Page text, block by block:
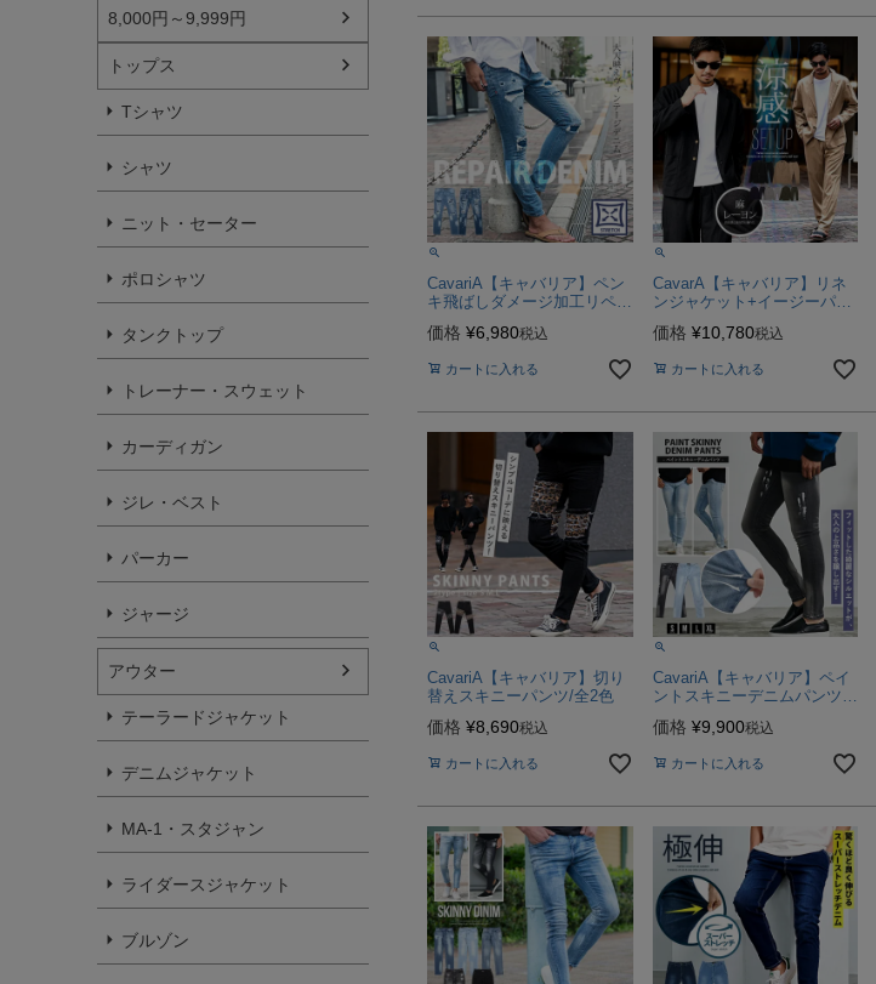
8,000円～9,999円
トップス
Tシャツ
シャツ
ニット・セーター
ポロシャツ
タンクトップ
トレーナー・スウェット
カーディガン
ジレ・ベスト
パーカー
ジャージ
アウター
テーラードジャケット
デニムジャケット
MA-1・スタジャン
ライダースジャケット
ブルゾン
CavariA【キャバリア】ペン
キ飛ばしダメージ加工リペア
価格 ¥6,980税込
カートに入れる
CavarA【キャバリア】リネ
ンジャケット+イージーパン
価格 ¥10,780税込
カートに入れる
CavariA【キャバリア】切り
替えスキニーパンツ/全2色
価格 ¥8,690税込
カートに入れる
CavariA【キャバリア】ペイ
ントスキニーデニムパンツ/
全2色
価格 ¥9,900税込
カートに入れる